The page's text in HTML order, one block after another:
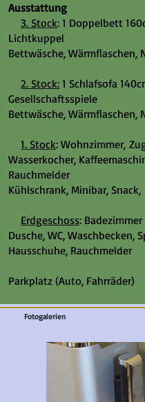
Ausstattung
3. Stock: 1 Doppelbett
Lichtkuppel
Bettwäsche, Wärmflaschen,
2. Stock: 1 Schlafsofa
Gesellschaftsspiele
Bettwäsche, Wärmflaschen,
1. Stock: Wohnzimmer,
Wasserkocher,
Rauchmelder
Kühlschrank, Minibar,
Erdgeschoss:
Dusche, WC, Waschbecken,
Hausschuhe, Rauchmelder
Parkplatz (Auto, Fahrräder)
Fotogalerien